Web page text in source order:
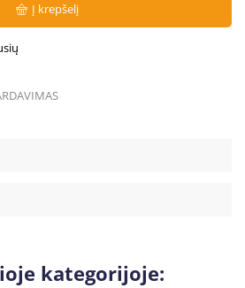
Į krepšelį
kategorijoje: